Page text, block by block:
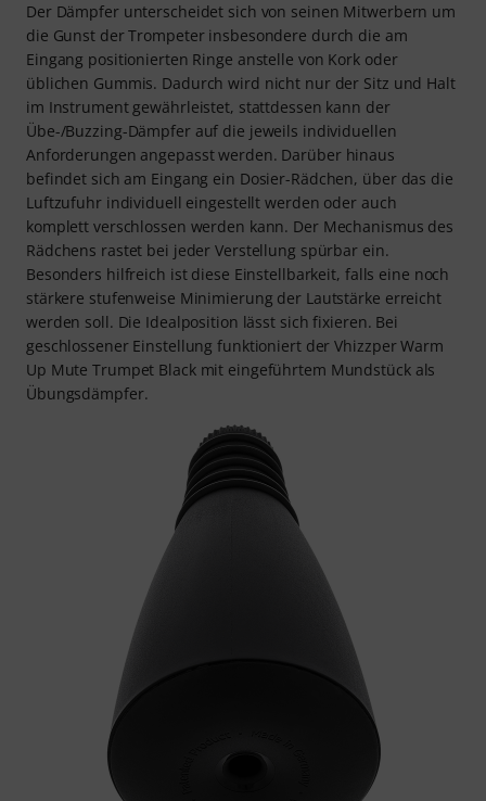
Der Dämpfer unterscheidet sich von seinen Mitwerbern um
die Gunst der Trompeter insbesondere durch die am
Eingang positionierten Ringe anstelle von Kork oder
üblichen Gummis. Dadurch wird nicht nur der Sitz und Halt
im Instrument gewährleistet, stattdessen kann der
Übe-/Buzzing-Dämpfer auf die jeweils individuellen
Anforderungen angepasst werden. Darüber hinaus
befindet sich am Eingang ein Dosier-Rädchen, über das die
Luftzufuhr individuell eingestellt werden oder auch
komplett verschlossen werden kann. Der Mechanismus des
Rädchens rastet bei jeder Verstellung spürbar ein.
Besonders hilfreich ist diese Einstellbarkeit, falls eine noch
stärkere stufenweise Minimierung der Lautstärke erreicht
werden soll. Die Idealposition lässt sich fixieren. Bei
geschlossener Einstellung funktioniert der Vhizzper Warm
Up Mute Trumpet Black mit eingeführtem Mundstück als
Übungsdämpfer.